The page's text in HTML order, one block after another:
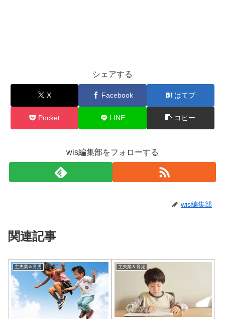
シェアする
X Facebook はてブ
Pocket LINE コピー
wis編集部をフォローする
wis編集部
関連記事
主夫業＆育児 主夫業＆育児